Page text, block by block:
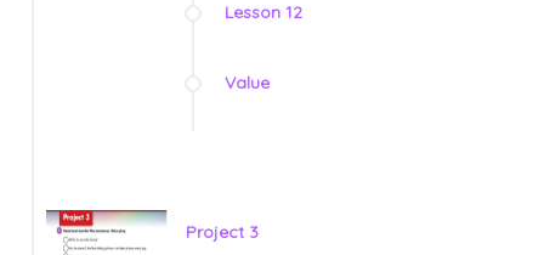
Lesson 12
Value
Project 3